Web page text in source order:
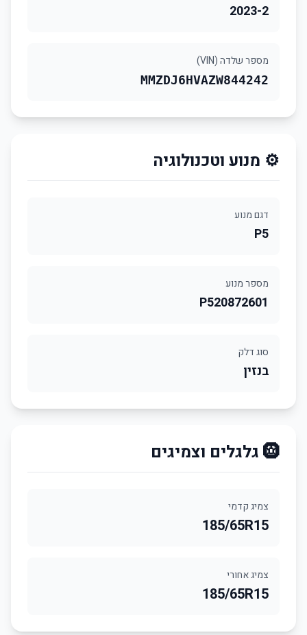
2023-2
מספר שלדה (VIN)
MMZDJ6HVAZW844242
⚙️ מנוע וטכנולוגיה
דגם מנוע
P5
מספר מנוע
P520872601
סוג דלק
בנזין
🛞 גלגלים וצמיגים
צמיג קדמי
185/65R15
צמיג אחורי
185/65R15